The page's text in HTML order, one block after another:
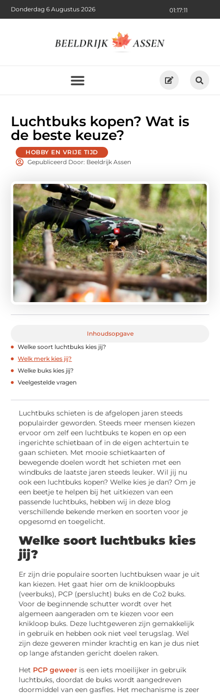
01:17:11
Donderdag 6 Augustus 2026
Luchtbuks kopen? Wat is
de beste keuze?
HOBBY EN VRIJE TIJD
Gepubliceerd Door: Beeldrijk Assen
Inhoudsopgave
Welke soort luchtbuks kies jij?
Welk merk kies jij?
Welke buks kies jij?
Veelgestelde vragen
Luchtbuks schieten is de afgelopen jaren steeds
populairder geworden. Steeds meer mensen kiezen
ervoor om zelf een luchtbuks te kopen en op een
ingerichte schietbaan of in de eigen achtertuin te
gaan schieten. Met mooie schietkaarten of
bewegende doelen wordt het schieten met een
windbuks de laatste jaren steeds leuker. Wil jij nu
ook een luchtbuks kopen? Welke kies je dan? Om je
een beetje te helpen bij het uitkiezen van een
passende luchtbuks, hebben wij in deze blog
verschillende bekende merken en soorten voor je
opgesomd en toegelicht.
Welke soort luchtbuks kies
jij?
Er zijn drie populaire soorten luchtbuksen waar je uit
kan kiezen. Het gaat hier om de knikloopbuks
(veerbuks), PCP (perslucht) buks en de Co2 buks.
Voor de beginnende schutter wordt over het
algemeen aangeraden om te kiezen voor een
knikloop buks. Deze luchtgeweren zijn gemakkelijk
in gebruik en hebben ook niet veel terugslag. Wel
zijn deze geweren minder krachtig en kan je dus niet
op lange afstanden gericht doelen raken.
Het PCP geweer is een iets moeilijker in gebruik
luchtbuks, doordat de buks wordt aangedreven
doormiddel van een gasfles. Het mechanisme is zeer